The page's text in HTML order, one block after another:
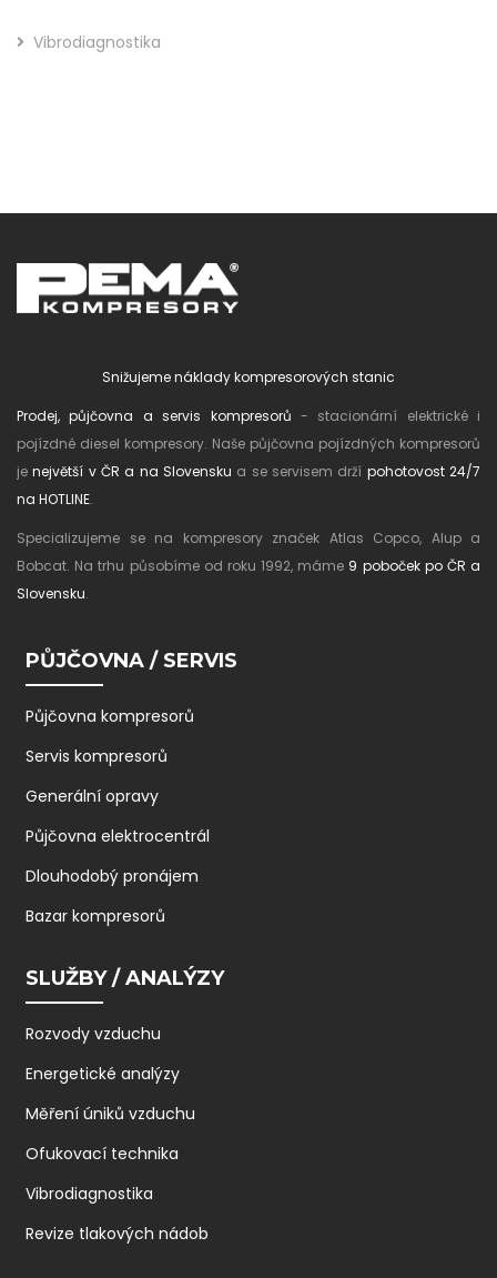
Vibrodiagnostika
Snižujeme náklady kompresorových stanic
Prodej, půjčovna a servis kompresorů - stacionární elektrické i
pojízdné diesel kompresory. Naše půjčovna pojízdných kompresorů
jenejvětší v ČR a na Slovensku a se servisem drží pohotovost 24/7
na HOTLINE.
Specializujeme se na kompresory značek Atlas Copco, Alup a
Bobcat. Na trhu působíme od roku 1992, máme 9 poboček po ČR a
Slovensku.
PŮJČOVNA / SERVIS
Půjčovna kompresorů
Servis kompresorů
Generální opravy
Půjčovna elektrocentrál
Dlouhodobý pronájem
Bazar kompresorů
SLUŽBY / ANALÝZY
Rozvody vzduchu
Energetické analýzy
Měření úniků vzduchu
Ofukovací technika
Vibrodiagnostika
Revize tlakových nádob